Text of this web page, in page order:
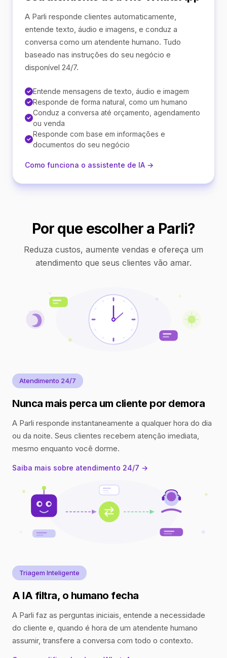
A Parli responde clientes automaticamente,
entende texto, áudio e imagens, e conduz a
conversa como um atendente humano. Tudo
baseado nas instruções do seu negócio e
disponível 24/7.
Entende mensagens de texto, áudio e imagem
Responde de forma natural, como um humano
Conduz a conversa até orçamento, agendamento
ou venda
Responde com base em informações e
documentos do seu negócio
Como funciona o assistente de IA →
Por que escolher a Parli?
Reduza custos, aumente vendas e ofereça um
atendimento que seus clientes vão amar.
Atendimento 24/7
Nunca mais perca um cliente por demora
A Parli responde instantaneamente a qualquer hora do dia
ou da noite. Seus clientes recebem atenção imediata,
mesmo enquanto você dorme.
Saiba mais sobre atendimento 24/7 →
Triagem Inteligente
A IA filtra, o humano fecha
A Parli faz as perguntas iniciais, entende a necessidade
do cliente e, quando é hora de um atendente humano
assumir, transfere a conversa com todo o contexto.